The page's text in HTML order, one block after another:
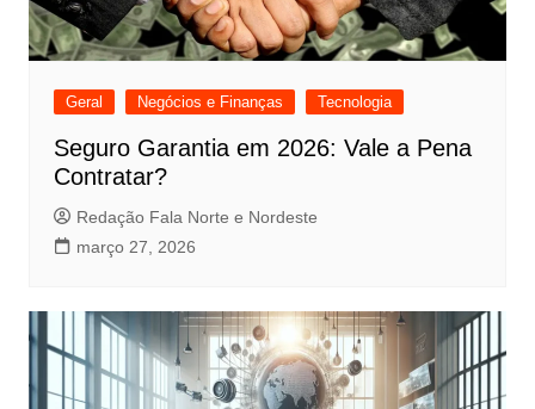
Geral Negócios e Finanças Tecnologia
Seguro Garantia em 2026: Vale a Pena
Contratar?
Redação Fala Norte e Nordeste
março 27, 2026